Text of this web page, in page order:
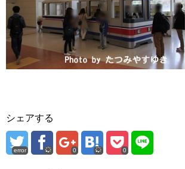
シェアする
error 0 0